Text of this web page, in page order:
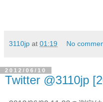
3110jp at 01:19 No
2012/06/10
Twitter @3110jp